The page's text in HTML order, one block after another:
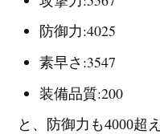
防御力:4025
素早さ:3547
装備品質:200
と、防御力も4000超